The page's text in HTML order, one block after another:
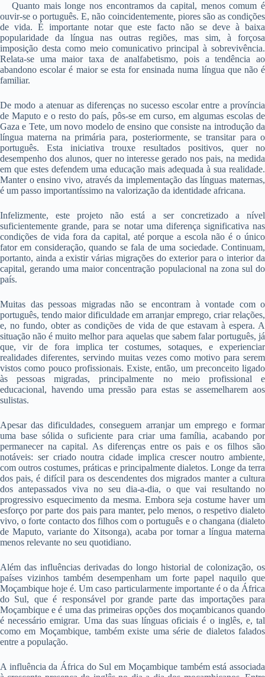
Quanto mais longe nos encontramos da capital, menos comum é
ouvir-se o português. E, não coincidentemente, piores são as condições
de vida. É importante notar que este facto não se deve à baixa
popularidade da língua nas outras regiões, mas sim, à forçosa
imposição desta como meio comunicativo principal à sobrevivência.
Relata-se uma maior taxa de analfabetismo, pois a tendência ao
abandono escolar é maior se esta for ensinada numa língua que não é
familiar.
De modo a atenuar as diferenças no sucesso escolar entre a província
de Maputo e o resto do país, pôs-se em curso, em algumas escolas de
Gaza e Tete, um novo modelo de ensino que consiste na introdução da
língua materna na primária para, posteriormente, se transitar para o
português. Esta iniciativa trouxe resultados positivos, quer no
desempenho dos alunos, quer no interesse gerado nos pais, na medida
em que estes defendem uma educação mais adequada à sua realidade.
Manter o ensino vivo, através da implementação das línguas maternas,
é um passo importantíssimo na valorização da identidade africana.
Infelizmente, este projeto não está a ser concretizado a nível
suficientemente grande, para se notar uma diferença significativa nas
condições de vida fora da capital, até porque a escola não é o único
fator em consideração, quando se fala de uma sociedade. Continuam,
portanto, ainda a existir várias migrações do exterior para o interior da
capital, gerando uma maior concentração populacional na zona sul do
país.
Muitas das pessoas migradas não se encontram à vontade com o
português, tendo maior dificuldade em arranjar emprego, criar relações,
e, no fundo, obter as condições de vida de que estavam à espera. A
situação não é muito melhor para aquelas que sabem falar português, já
que, vir de fora implica ter costumes, sotaques, e experienciar
realidades diferentes, servindo muitas vezes como motivo para serem
vistos como pouco profissionais. Existe, então, um preconceito ligado
às pessoas migradas, principalmente no meio profissional e
educacional, havendo uma pressão para estas se assemelharem aos
sulistas.
Apesar das dificuldades, conseguem arranjar um emprego e formar
uma base sólida o suficiente para criar uma família, acabando por
permanecer na capital. As diferenças entre os pais e os filhos são
notáveis: ser criado noutra cidade implica crescer noutro ambiente,
com outros costumes, práticas e principalmente dialetos. Longe da terra
dos pais, é difícil para os descendentes dos migrados manter a cultura
dos antepassados viva no seu dia-a-dia, o que vai resultando no
progressivo esquecimento da mesma. Embora seja costume haver um
esforço por parte dos pais para manter, pelo menos, o respetivo dialeto
vivo, o forte contacto dos filhos com o português e o changana (dialeto
de Maputo, variante do Xitsonga), acaba por tornar a língua materna
menos relevante no seu quotidiano.
Além das influências derivadas do longo historial de colonização, os
países vizinhos também desempenham um forte papel naquilo que
Moçambique hoje é. Um caso particularmente importante é o da África
do Sul, que é responsável por grande parte das importações para
Moçambique e é uma das primeiras opções dos moçambicanos quando
é necessário emigrar. Uma das suas línguas oficiais é o inglês, e, tal
como em Moçambique, também existe uma série de dialetos falados
entre a população.
A influência da África do Sul em Moçambique também está associada